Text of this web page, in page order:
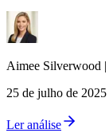
Aimee Silverwood |
25 de julho de 2025
Ler análise